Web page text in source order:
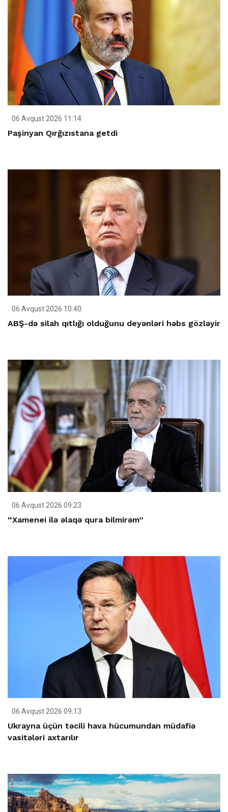
06 Avqust 2026 11:14
Paşinyan Qırğızıstana getdi
06 Avqust 2026 10:40
ABŞ-də silah qıtlığı olduğunu deyənləri həbs gözləyir
06 Avqust 2026 09:23
“Xamenei ilə əlaqə qura bilmirəm”
06 Avqust 2026 09:13
Ukrayna üçün təcili hava hücumundan müdafiə
vasitələri axtarılır